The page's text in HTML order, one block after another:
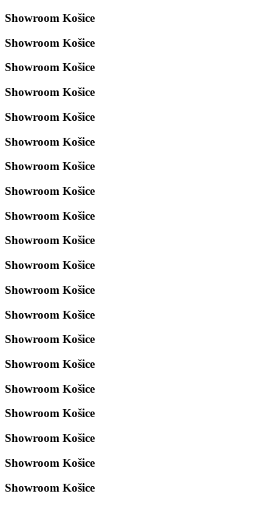
Showroom Košice
Showroom Košice
Showroom Košice
Showroom Košice
Showroom Košice
Showroom Košice
Showroom Košice
Showroom Košice
Showroom Košice
Showroom Košice
Showroom Košice
Showroom Košice
Showroom Košice
Showroom Košice
Showroom Košice
Showroom Košice
Showroom Košice
Showroom Košice
Showroom Košice
Showroom Košice